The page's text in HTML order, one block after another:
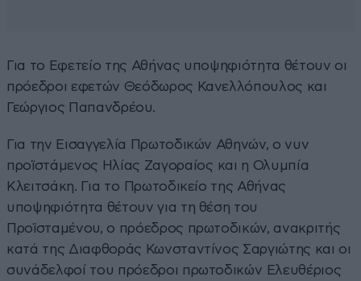
Για το Εφετείο της Αθήνας υποψηφιότητα θέτουν οι
πρόεδροι εφετών Θεόδωρος Κανελλόπουλος και
Γεώργιος Παπανδρέου.
Για την Εισαγγελία Πρωτοδικών Αθηνών, ο νυν
προϊστάμενος Ηλίας Ζαγοραίος και η Ολυμπία
Κλειτσάκη. Για το Πρωτοδικείο της Αθήνας
υποψηφιότητα θέτουν για τη θέση του
Προϊσταμένου, ο πρόεδρος πρωτοδικών, ανακριτής
κατά της Διαφθοράς Κωνσταντίνος Σαργιώτης και οι
συνάδελφοί του πρόεδροι πρωτοδικών Ελευθέριος